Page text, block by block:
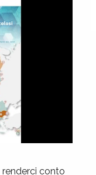
conto